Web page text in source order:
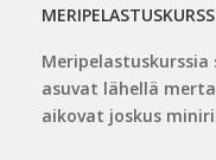
asuvat lähellä
aikovat joskus